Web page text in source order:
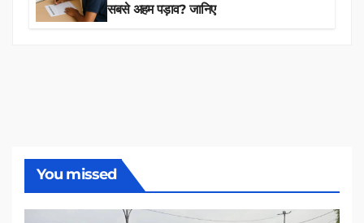
सबसे अहम पड़ाव? जानिए
You missed